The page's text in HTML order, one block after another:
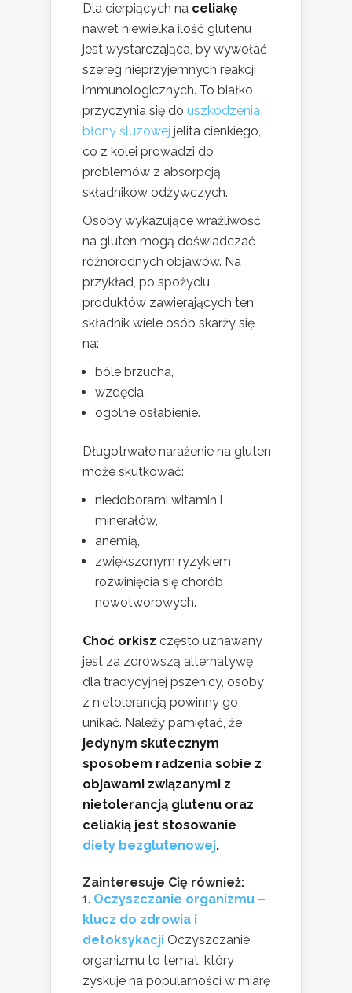
Dla cierpiących na celiakę
nawet niewielka ilość glutenu
jest wystarczająca, by wywołać
szereg nieprzyjemnych reakcji
immunologicznych. To białko
przyczynia się do uszkodzenia
błony śluzowej jelita cienkiego,
co z kolei prowadzi do
problemów z absorpcją
składników odżywczych.
Osoby wykazujące wrażliwość
na gluten mogą doświadczać
różnorodnych objawów. Na
przykład, po spożyciu
produktów zawierających ten
składnik wiele osób skarży się
na:
bóle brzucha,
wzdęcia,
ogólne osłabienie.
Długotrwałe narażenie na gluten
może skutkować:
niedoborami witamin i
minerałów,
anemią,
zwiększonym ryzykiem
rozwinięcia się chorób
nowotworowych.
Choć orkisz często uznawany
jest za zdrowszą alternatywę
dla tradycyjnej pszenicy, osoby
z nietolerancją powinny go
unikać. Należy pamiętać, że
jedynym skutecznym
sposobem radzenia sobie z
objawami związanymi z
nietolerancją glutenu oraz
celiakią jest stosowanie
diety bezglutenowej.
Zainteresuje Cię również:
Oczyszczanie organizmu –
klucz do zdrowia i
detoksykacji Oczyszczanie
organizmu to temat, który
zyskuje na popularności w miarę